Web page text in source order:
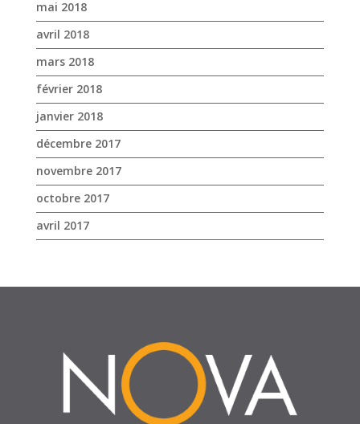
mai 2018
avril 2018
mars 2018
février 2018
janvier 2018
décembre 2017
novembre 2017
octobre 2017
avril 2017